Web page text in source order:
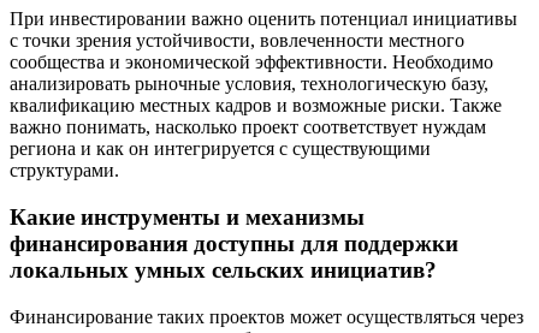
При инвестировании важно оценить потенциал инициативы
с точки зрения устойчивости, вовлеченности местного
сообщества и экономической эффективности. Необходимо
анализировать рыночные условия, технологическую базу,
квалификацию местных кадров и возможные риски. Также
важно понимать, насколько проект соответствует нуждам
региона и как он интегрируется с существующими
структурами.
Какие инструменты и механизмы
финансирования доступны для поддержки
локальных умных сельских инициатив?
Финансирование таких проектов может осуществляться через